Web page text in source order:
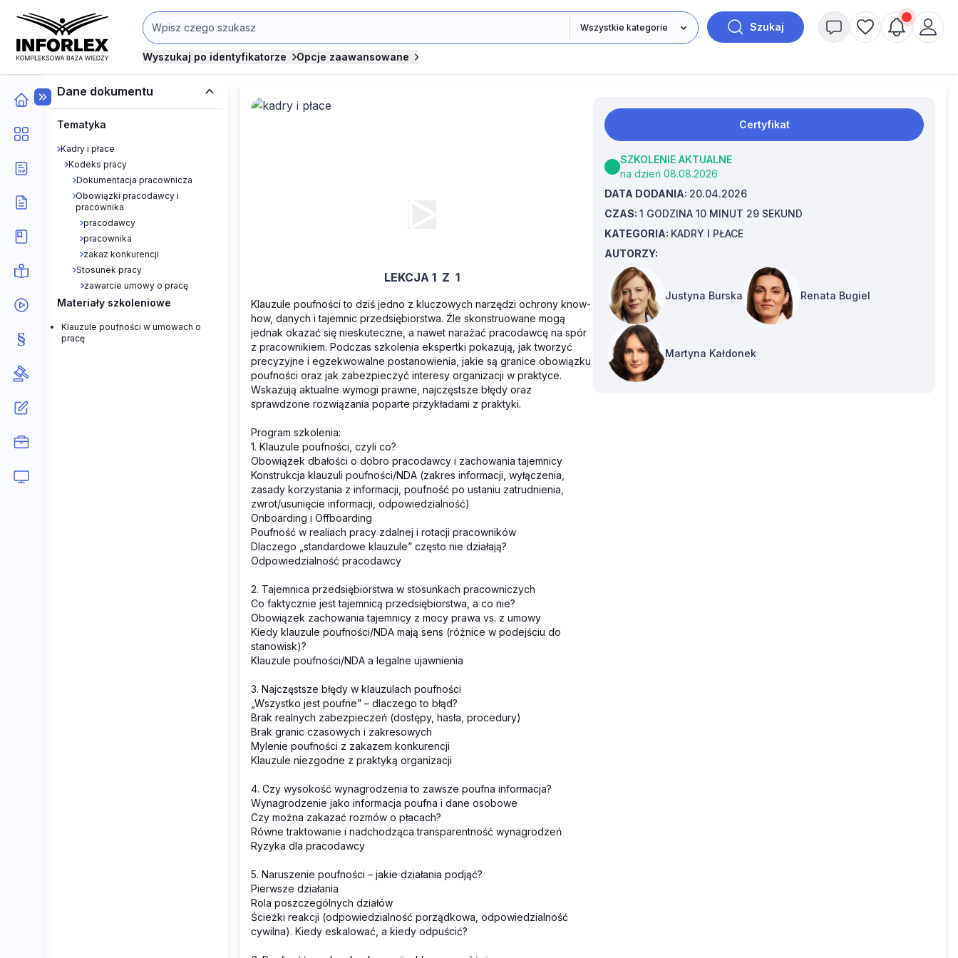
Szukaj
Wyszukaj po identyfikatorze Opcje zaawansowane
Dane dokumentu
Tematyka
Kadry i płace
Kodeks pracy
Dokumentacja pracownicza
Obowiązki pracodawcy i
pracownika
pracodawcy
pracownika
zakaz konkurencji
Stosunek pracy
zawarcie umowy o pracę
Materiały szkoleniowe
Klauzule poufności w umowach o
pracę
LEKCJA 1 Z 1
Klauzule poufności to dziś jedno z kluczowych narzędzi ochrony know-
how, danych i tajemnic przedsiębiorstwa. Źle skonstruowane mogą
jednak okazać się nieskuteczne, a nawet narażać pracodawcę na spór
z pracownikiem. Podczas szkolenia ekspertki pokazują, jak tworzyć
precyzyjne i egzekwowalne postanowienia, jakie są granice obowiązku
poufności oraz jak zabezpieczyć interesy organizacji w praktyce.
Wskazują aktualne wymogi prawne, najczęstsze błędy oraz
sprawdzone rozwiązania poparte przykładami z praktyki.
Program szkolenia:
1. Klauzule poufności, czyli co?
Obowiązek dbałości o dobro pracodawcy i zachowania tajemnicy
Konstrukcja klauzuli poufności/NDA (zakres informacji, wyłączenia,
zasady korzystania z informacji, poufność po ustaniu zatrudnienia,
zwrot/usunięcie informacji, odpowiedzialność)
Onboarding i Offboarding
Poufność w realiach pracy zdalnej i rotacji pracowników
Dlaczego „standardowe klauzule” często nie działają?
Odpowiedzialność pracodawcy
2. Tajemnica przedsiębiorstwa w stosunkach pracowniczych
Co faktycznie jest tajemnicą przedsiębiorstwa, a co nie?
Obowiązek zachowania tajemnicy z mocy prawa vs. z umowy
Kiedy klauzule poufności/NDA mają sens (różnice w podejściu do
stanowisk)?
Klauzule poufności/NDA a legalne ujawnienia
3. Najczęstsze błędy w klauzulach poufności
„Wszystko jest poufne” – dlaczego to błąd?
Brak realnych zabezpieczeń (dostępy, hasła, procedury)
Brak granic czasowych i zakresowych
Mylenie poufności z zakazem konkurencji
Klauzule niezgodne z praktyką organizacji
4. Czy wysokość wynagrodzenia to zawsze poufna informacja?
Wynagrodzenie jako informacja poufna i dane osobowe
Czy można zakazać rozmów o płacach?
Równe traktowanie i nadchodząca transparentność wynagrodzeń
Ryzyka dla pracodawcy
5. Naruszenie poufności – jakie działania podjąć?
Pierwsze działania
Rola poszczególnych działów
Ścieżki reakcji (odpowiedzialność porządkowa, odpowiedzialność
cywilna). Kiedy eskalować, a kiedy odpuścić?
Certyfikat
SZKOLENIE AKTUALNE
na dzień 08.08.2026
DATA DODANIA: 20.04.2026
CZAS: 1 GODZINA 10 MINUT 29 SEKUND
KATEGORIA: KADRY I PŁACE
AUTORZY:
Justyna Burska Renata Bugiel
Martyna Kałdonek